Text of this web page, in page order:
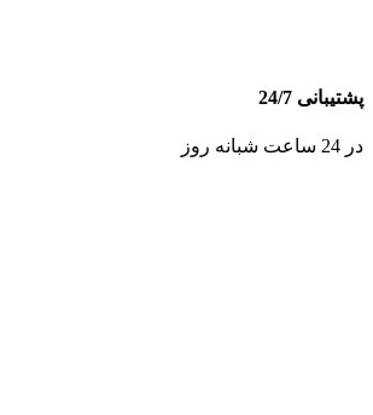
پشتیبانی 24/7
در 24 ساعت شبانه روز